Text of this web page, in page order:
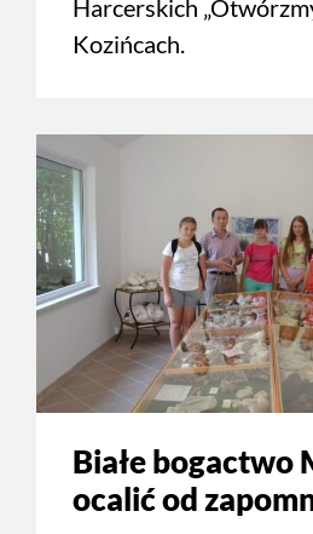
Harcerskich
Kozińcach.
Białe bogactwo
ocalić od